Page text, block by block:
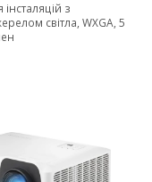
з
світла, WXGA, 5